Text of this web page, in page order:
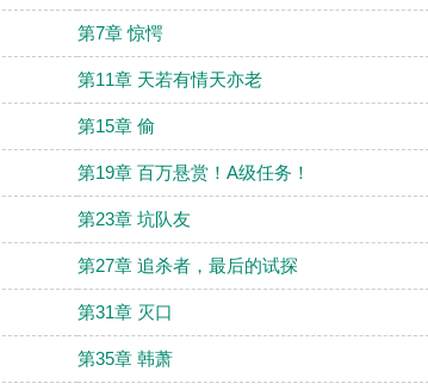
第7章 惊愕
第11章 天若有情天亦老
第15章 偷
第19章 百万悬赏！A级任务！
第23章 坑队友
第27章 追杀者，最后的试探
第31章 灭口
第35章 韩萧